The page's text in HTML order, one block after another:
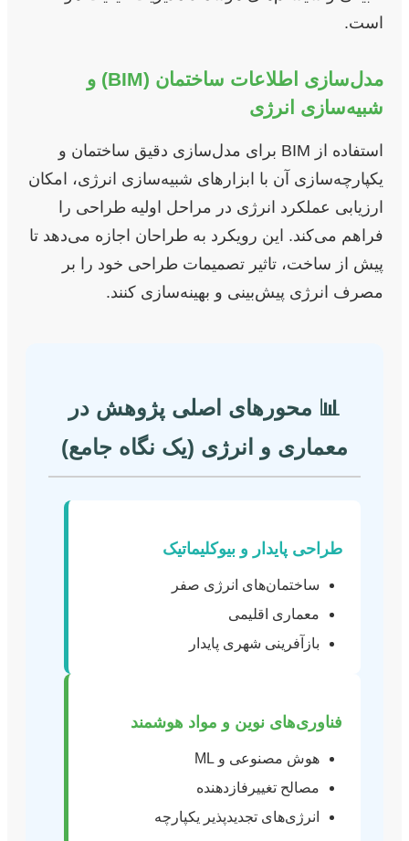
است.
مدل‌سازی اطلاعات ساختمان (BIM) و
شبیه‌سازی انرژی
استفاده از BIM برای مدل‌سازی دقیق ساختمان و
یکپارچه‌سازی آن با ابزارهای شبیه‌سازی انرژی، امکان
ارزیابی عملکرد انرژی در مراحل اولیه طراحی را
فراهم می‌کند. این رویکرد به طراحان اجازه می‌دهد تا
پیش از ساخت، تاثیر تصمیمات طراحی خود را بر
مصرف انرژی پیش‌بینی و بهینه‌سازی کنند.
📊 محورهای اصلی پژوهش در
معماری و انرژی (یک نگاه جامع)
طراحی پایدار و بیوکلیماتیک
ساختمان‌های انرژی صفر
معماری اقلیمی
بازآفرینی شهری پایدار
فناوری‌های نوین و مواد هوشمند
هوش مصنوعی و ML
مصالح تغییرفازدهنده
انرژی‌های تجدیدپذیر یکپارچه